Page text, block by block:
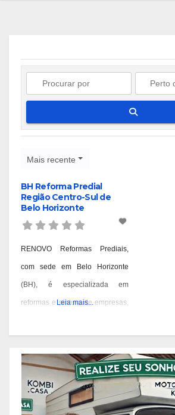
Mais recente
BH Reforma Predial
Região Centro-Sul de
Belo Horizonte
RENOVO Reformas Prediais,
com sede em Belo Horizonte
(BH), é especializada em
reformas e pintura de empresas,
experiência desde 1978 e são
conhecidos por seus serviços de
qualidade em BH. Você pode
contatá-los pelos telefones 31
3473-2000, 3357-1961 ou
Leia mais...